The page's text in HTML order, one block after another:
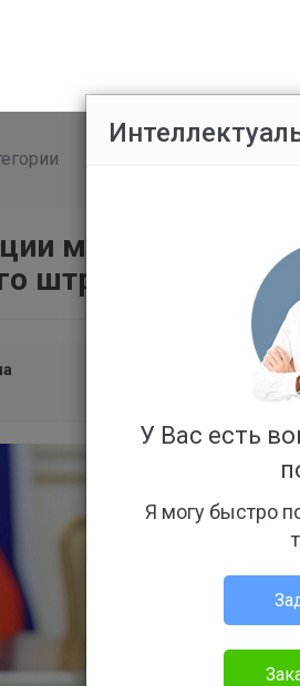
могут
штрафа
У Вас есть
Я могу быстро